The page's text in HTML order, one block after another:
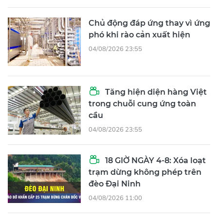
Chủ động đáp ứng thay vì ứng
phó khi rào cản xuất hiện
04/08/2026 23:55
Tăng hiện diện hàng Việt
trong chuỗi cung ứng toàn
cầu
04/08/2026 23:55
18 GIỜ NGÀY 4-8: Xóa loạt
trạm dừng không phép trên
đèo Đại Ninh
04/08/2026 11:00